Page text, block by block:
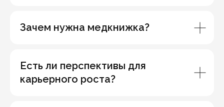
Зачем нужна медкнижка?
Есть ли перспективы для
карьерного роста?